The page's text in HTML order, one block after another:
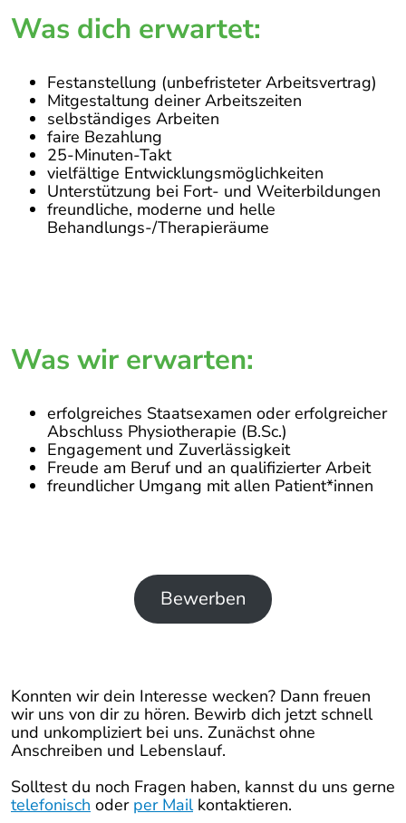
Was dich erwartet:
Festanstellung (unbefristeter Arbeitsvertrag)
Mitgestaltung deiner Arbeitszeiten
selbständiges Arbeiten
faire Bezahlung
25-Minuten-Takt
vielfältige Entwicklungsmöglichkeiten
Unterstützung bei Fort- und Weiterbildungen
freundliche, moderne und helle
Behandlungs-/Therapieräume
Was wir erwarten:
erfolgreiches Staatsexamen oder erfolgreicher
Abschluss Physiotherapie (B.Sc.)
Engagement und Zuverlässigkeit
Freude am Beruf und an qualifizierter Arbeit
freundlicher Umgang mit allen Patient*innen
Bewerben
Konnten wir dein Interesse wecken? Dann freuen
wir uns von dir zu hören. Bewirb dich jetzt schnell
und unkompliziert bei uns. Zunächst ohne
Anschreiben und Lebenslauf.
Solltest du noch Fragen haben, kannst du uns gerne
telefonisch oder per Mailkontaktieren.